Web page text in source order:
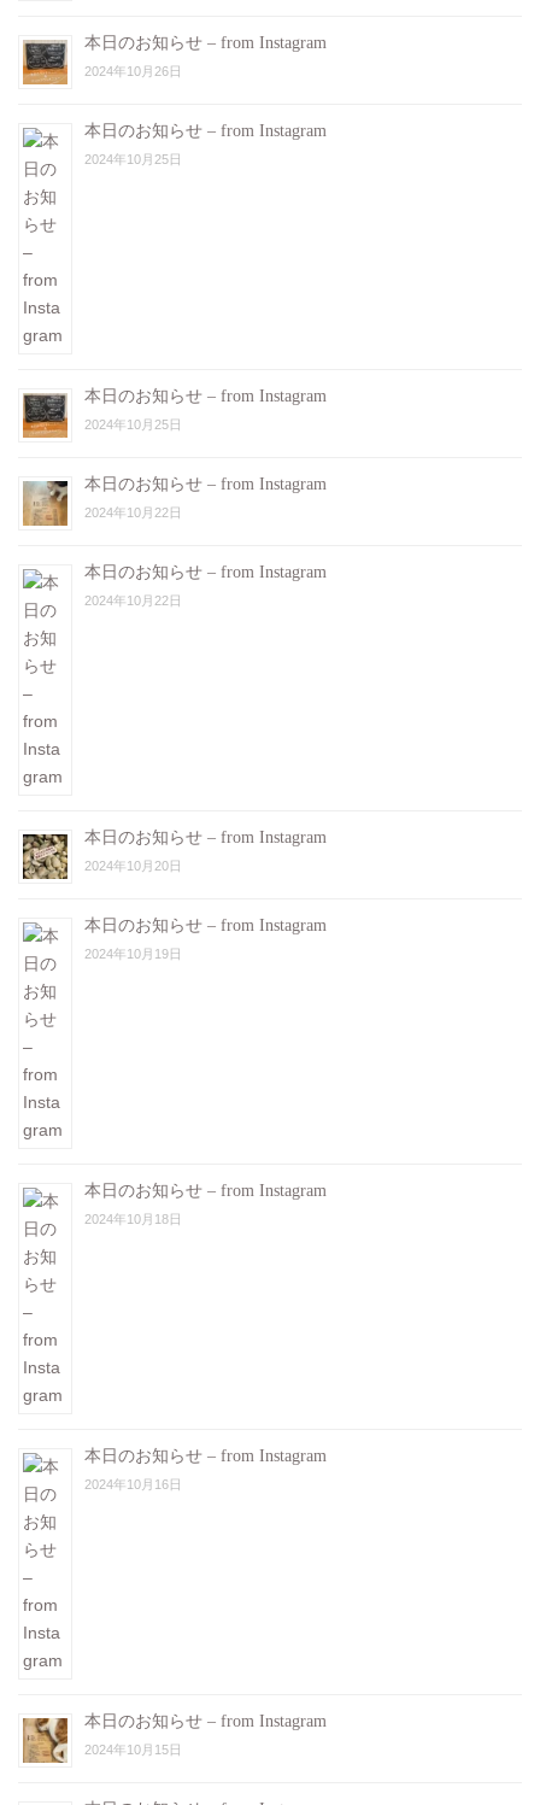
本日のお知らせ – from Instagram
2024年10月26日
本日のお知らせ – from Instagram
2024年10月25日
本日のお知らせ – from Instagram
2024年10月25日
本日のお知らせ – from Instagram
2024年10月22日
本日のお知らせ – from Instagram
2024年10月22日
本日のお知らせ – from Instagram
2024年10月20日
本日のお知らせ – from Instagram
2024年10月19日
本日のお知らせ – from Instagram
2024年10月18日
本日のお知らせ – from Instagram
2024年10月16日
本日のお知らせ – from Instagram
2024年10月15日